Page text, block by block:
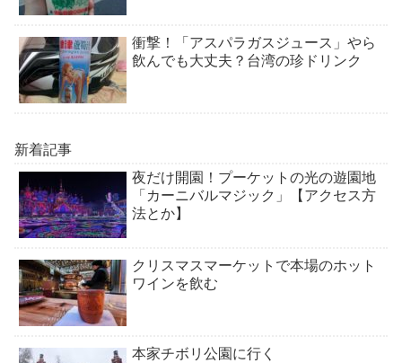
衝撃！「アスパラガスジュース」やら
飲んでも大丈夫？台湾の珍ドリンク
新着記事
夜だけ開園！プーケットの光の遊園地
「カーニバルマジック」【アクセス方
法とか】
クリスマスマーケットで本場のホット
ワインを飲む
本家チボリ公園に行く